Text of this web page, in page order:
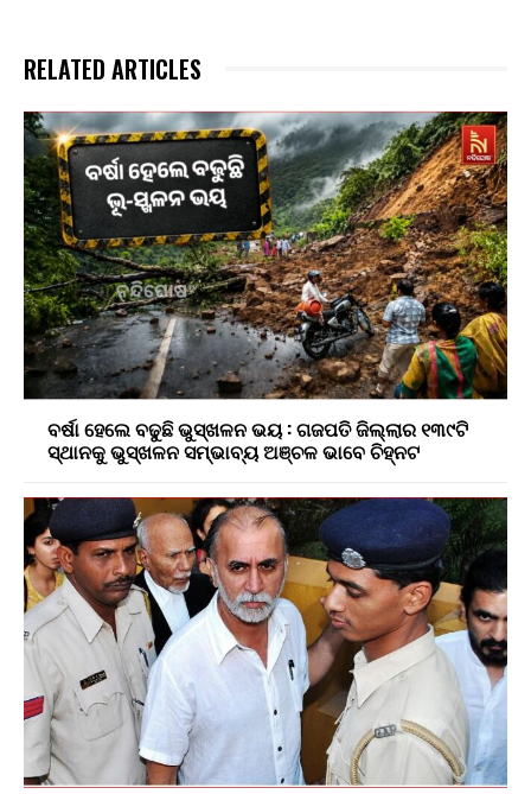
RELATED ARTICLES
ବର୍ଷା ହେଲେ ବଢୁଛି ଭୁସ୍ଖଳନ ଭୟ : ଗଜପତି ଜିଲ୍ଲାର ୧୩୯ଟି
ସ୍ଥାନକୁ ଭୁସ୍ଖଳନ ସମ୍ଭାବ୍ୟ ଅଞ୍ଚଳ ଭାବେ ଚିହ୍ନଟ